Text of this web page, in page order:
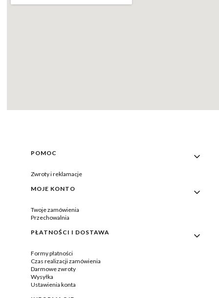
Linki w stopce
POMOC
Zwroty i reklamacje
MOJE KONTO
Twoje zamówienia
Przechowalnia
PŁATNOŚCI I DOSTAWA
Formy płatności
Czas realizacji zamówienia
Darmowe zwroty
Wysyłka
Ustawienia konta